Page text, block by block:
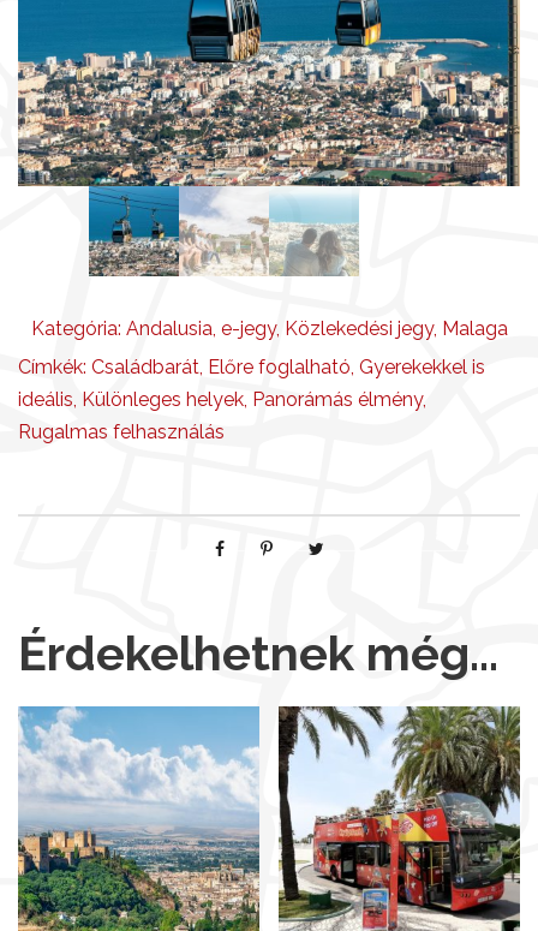
Kategória: Andalusia, e-jegy, Közlekedési jegy, Malaga
Címkék: Családbarát, Előre foglalható, Gyerekekkel is
ideális, Különleges helyek, Panorámás élmény,
Rugalmas felhasználás
Érdekelhetnek még…